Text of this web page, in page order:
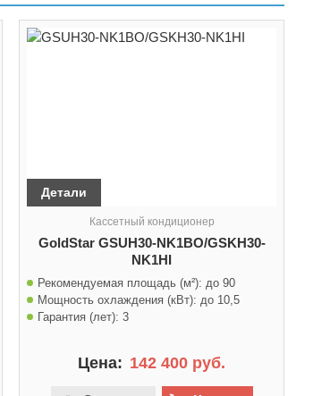
Детали
Кассетный кондиционер
GoldStar GSUH30-NK1BO/GSKH30-
NK1HI
Рекомендуемая площадь (м²): до 90
Мощность охлаждения (кВт): до 10,5
Гарантия (лет): 3
Цена: 142 400 руб.